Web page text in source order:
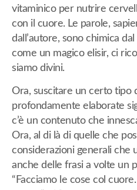
vitaminico per nutrire
con il cuore. Le parole,
dall’autore, sono chimica
come un magico elisir, ci
siamo divini.
Ora, suscitare un certo tipo
profondamente elaborate
c’è un contenuto che
Ora, al di là di quelle che
considerazioni generali che
anche delle frasi a volte un
“Facciamo le cose col